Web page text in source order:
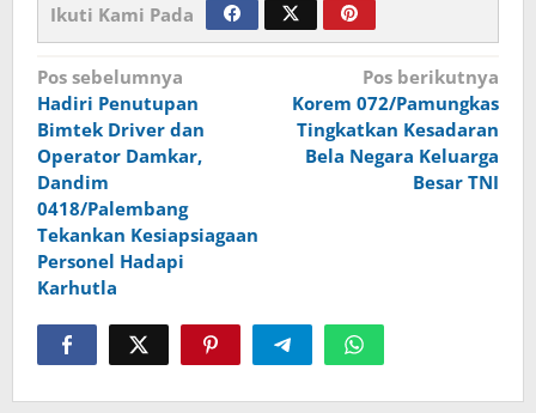
Ikuti Kami Pada
Navigasi
pos
Pos sebelumnya
Hadiri Penutupan
Bimtek Driver dan
Operator Damkar,
Dandim
0418/Palembang
Tekankan Kesiapsiagaan
Personel Hadapi
Karhutla
Pos berikutnya
Korem 072/Pamungkas
Tingkatkan Kesadaran
Bela Negara Keluarga
Besar TNI